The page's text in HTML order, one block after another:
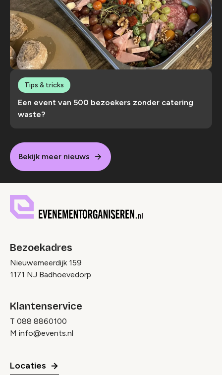
Een event van 500 bezoekers zonder catering
waste?
Tips & tricks
Bekijk meer nieuws
Bezoekadres
Nieuwemeerdijk 159
1171 NJ Badhoevedorp
Klantenservice
T 088 8860100
M info@events.nl
Locaties